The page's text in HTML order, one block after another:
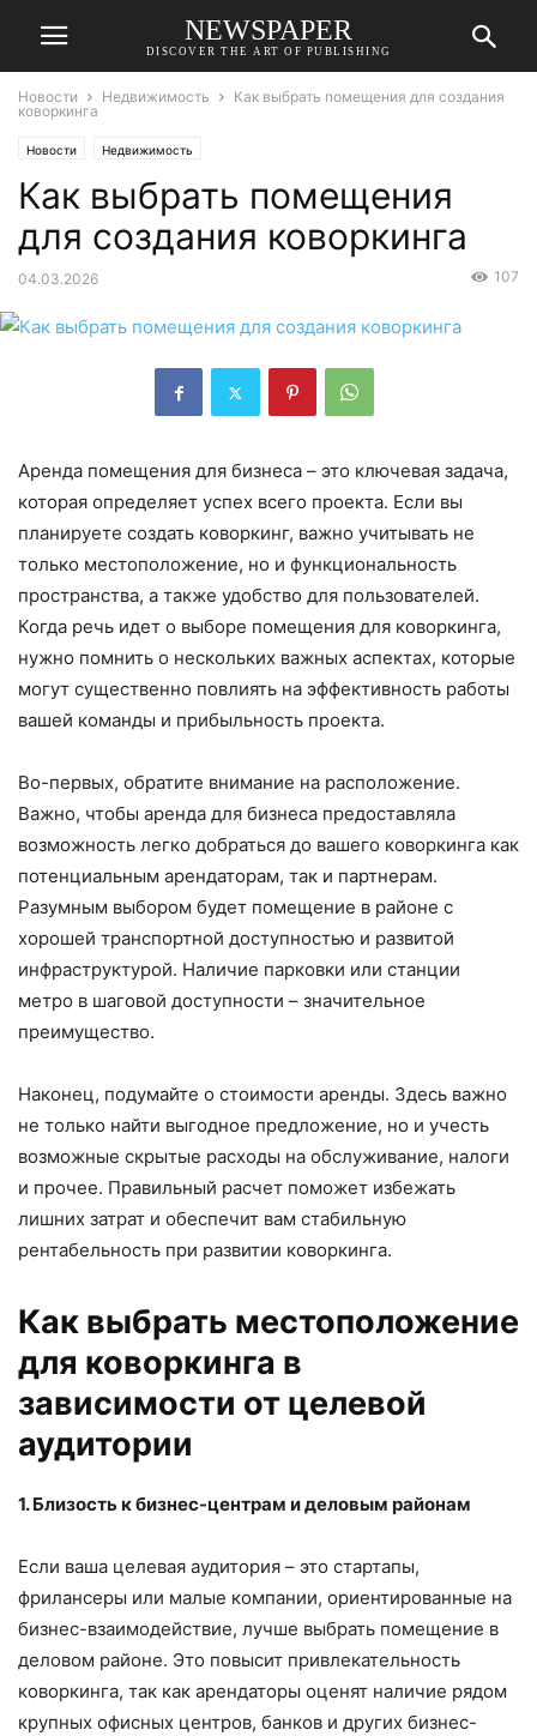
NEWSPAPER
DISCOVER THE ART OF PUBLISHING
Новости Недвижимость
Как выбрать помещения для создания
коворкинга
Новости Недвижимость
Как выбрать помещения
для создания коворкинга
04.03.2026 107
Аренда помещения для бизнеса – это ключевая задача,
которая определяет успех всего проекта. Если вы
планируете создать коворкинг, важно учитывать не
только местоположение, но и функциональность
пространства, а также удобство для пользователей.
Когда речь идет о выборе помещения для коворкинга,
нужно помнить о нескольких важных аспектах, которые
могут существенно повлиять на эффективность работы
вашей команды и прибыльность проекта.
Во-первых, обратите внимание на расположение.
Важно, чтобы аренда для бизнеса предоставляла
возможность легко добраться до вашего коворкинга как
потенциальным арендаторам, так и партнерам.
Разумным выбором будет помещение в районе с
хорошей транспортной доступностью и развитой
инфраструктурой. Наличие парковки или станции
метро в шаговой доступности – значительное
преимущество.
Наконец, подумайте о стоимости аренды. Здесь важно
не только найти выгодное предложение, но и учесть
возможные скрытые расходы на обслуживание, налоги
и прочее. Правильный расчет поможет избежать
лишних затрат и обеспечит вам стабильную
рентабельность при развитии коворкинга.
Как выбрать местоположение
для коворкинга в
зависимости от целевой
аудитории
1. Близость к бизнес-центрам и деловым районам
Если ваша целевая аудитория – это стартапы,
фрилансеры или малые компании, ориентированные на
бизнес-взаимодействие, лучше выбрать помещение в
деловом районе. Это повысит привлекательность
коворкинга, так как арендаторы оценят наличие рядом
крупных офисных центров, банков и других бизнес-